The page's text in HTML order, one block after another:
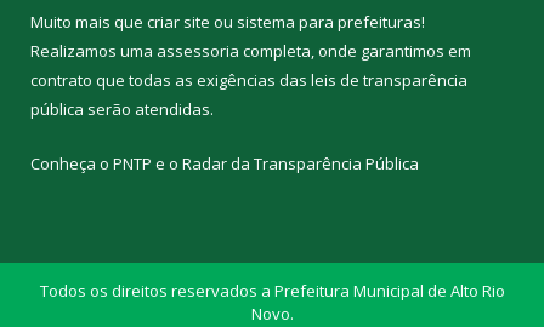
Muito mais que criar site ou sistema para prefeituras!
Realizamos uma assessoria completa, onde garantimos em
contrato que todas as exigências das leis de transparência
pública serão atendidas.
Conheça o PNTP e o Radar da Transparência Pública
Todos os direitos reservados a Prefeitura Municipal de Alto Rio
Novo.